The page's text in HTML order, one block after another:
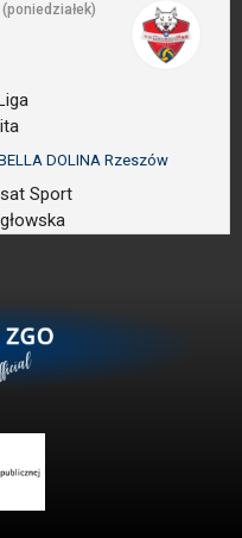
DOLINA Rzeszów
Sport